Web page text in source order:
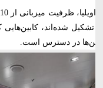
تشکیل شده‌اند،
کابین‌ها در دسترس است.